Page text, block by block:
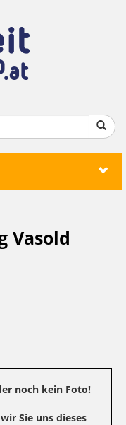
Vasold
noch kein Foto!
Sie uns dieses